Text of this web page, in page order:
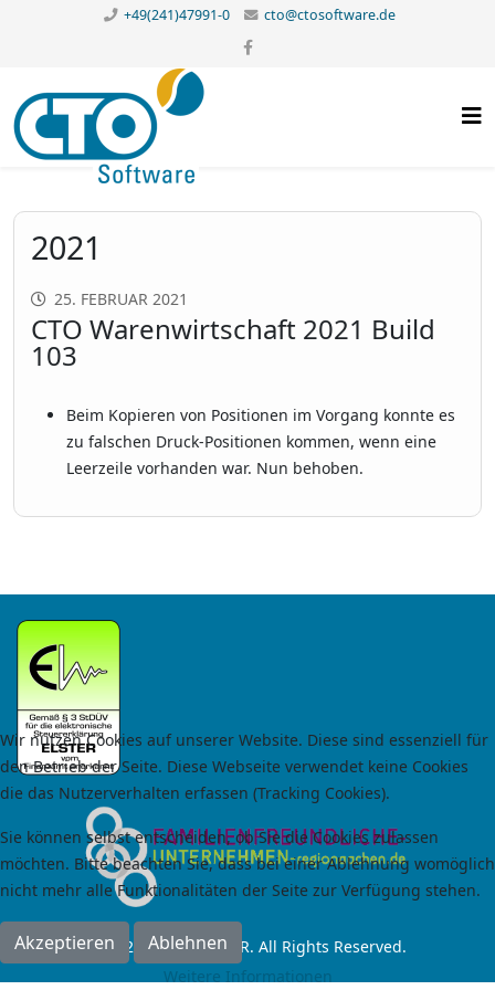
+49(241)47991-0 cto@ctosoftware.de
2021
25. FEBRUAR 2021
CTO Warenwirtschaft 2021 Build
103
Beim Kopieren von Positionen im Vorgang konnte es
zu falschen Druck-Positionen kommen, wenn eine
Leerzeile vorhanden war. Nun behoben.
© 2024 by RoCas GbR. All Rights Reserved.
Wir nutzen Cookies auf unserer Website. Diese sind essenziell für
den Betrieb der Seite. Diese Webseite verwendet keine Cookies
die das Nutzerverhalten erfassen (Tracking Cookies).
Sie können selbst entscheiden, ob Sie die Cookies zulassen
möchten. Bitte beachten Sie, dass bei einer Ablehnung womöglich
nicht mehr alle Funktionalitäten der Seite zur Verfügung stehen.
Akzeptieren Ablehnen
Weitere Informationen